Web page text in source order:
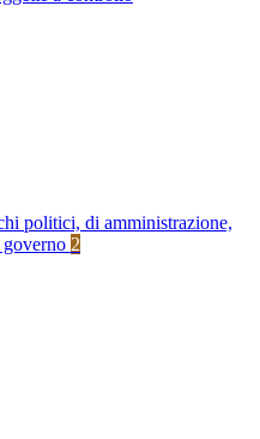
politici, di amministrazione,
2